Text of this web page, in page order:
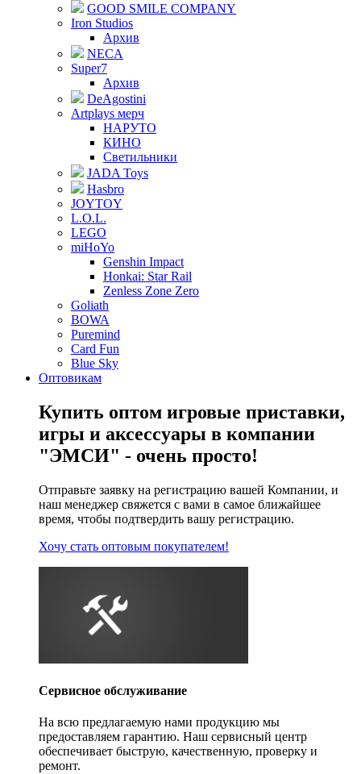
GOOD SMILE COMPANY
Iron Studios
Архив
NECA
Super7
Архив
DeAgostini
Artplays мерч
НАРУТО
КИНО
Светильники
JADA Toys
Hasbro
JOYTOY
L.O.L.
LEGO
miHoYo
Genshin Impact
Honkai: Star Rail
Zenless Zone Zero
Goliath
BOWA
Puremind
Card Fun
Blue Sky
Оптовикам
Купить оптом игровые приставки,
игры и аксессуары в компании
"ЭМСИ" - очень просто!
Отправьте заявку на регистрацию вашей Компании, и
наш менеджер свяжется с вами в самое ближайшее
время, чтобы подтвердить вашу регистрацию.
Хочу стать оптовым покупателем!
Сервисное обслуживание
На всю предлагаемую нами продукцию мы
предоставляем гарантию. Наш сервисный центр
обеспечивает быструю, качественную, проверку и
ремонт.